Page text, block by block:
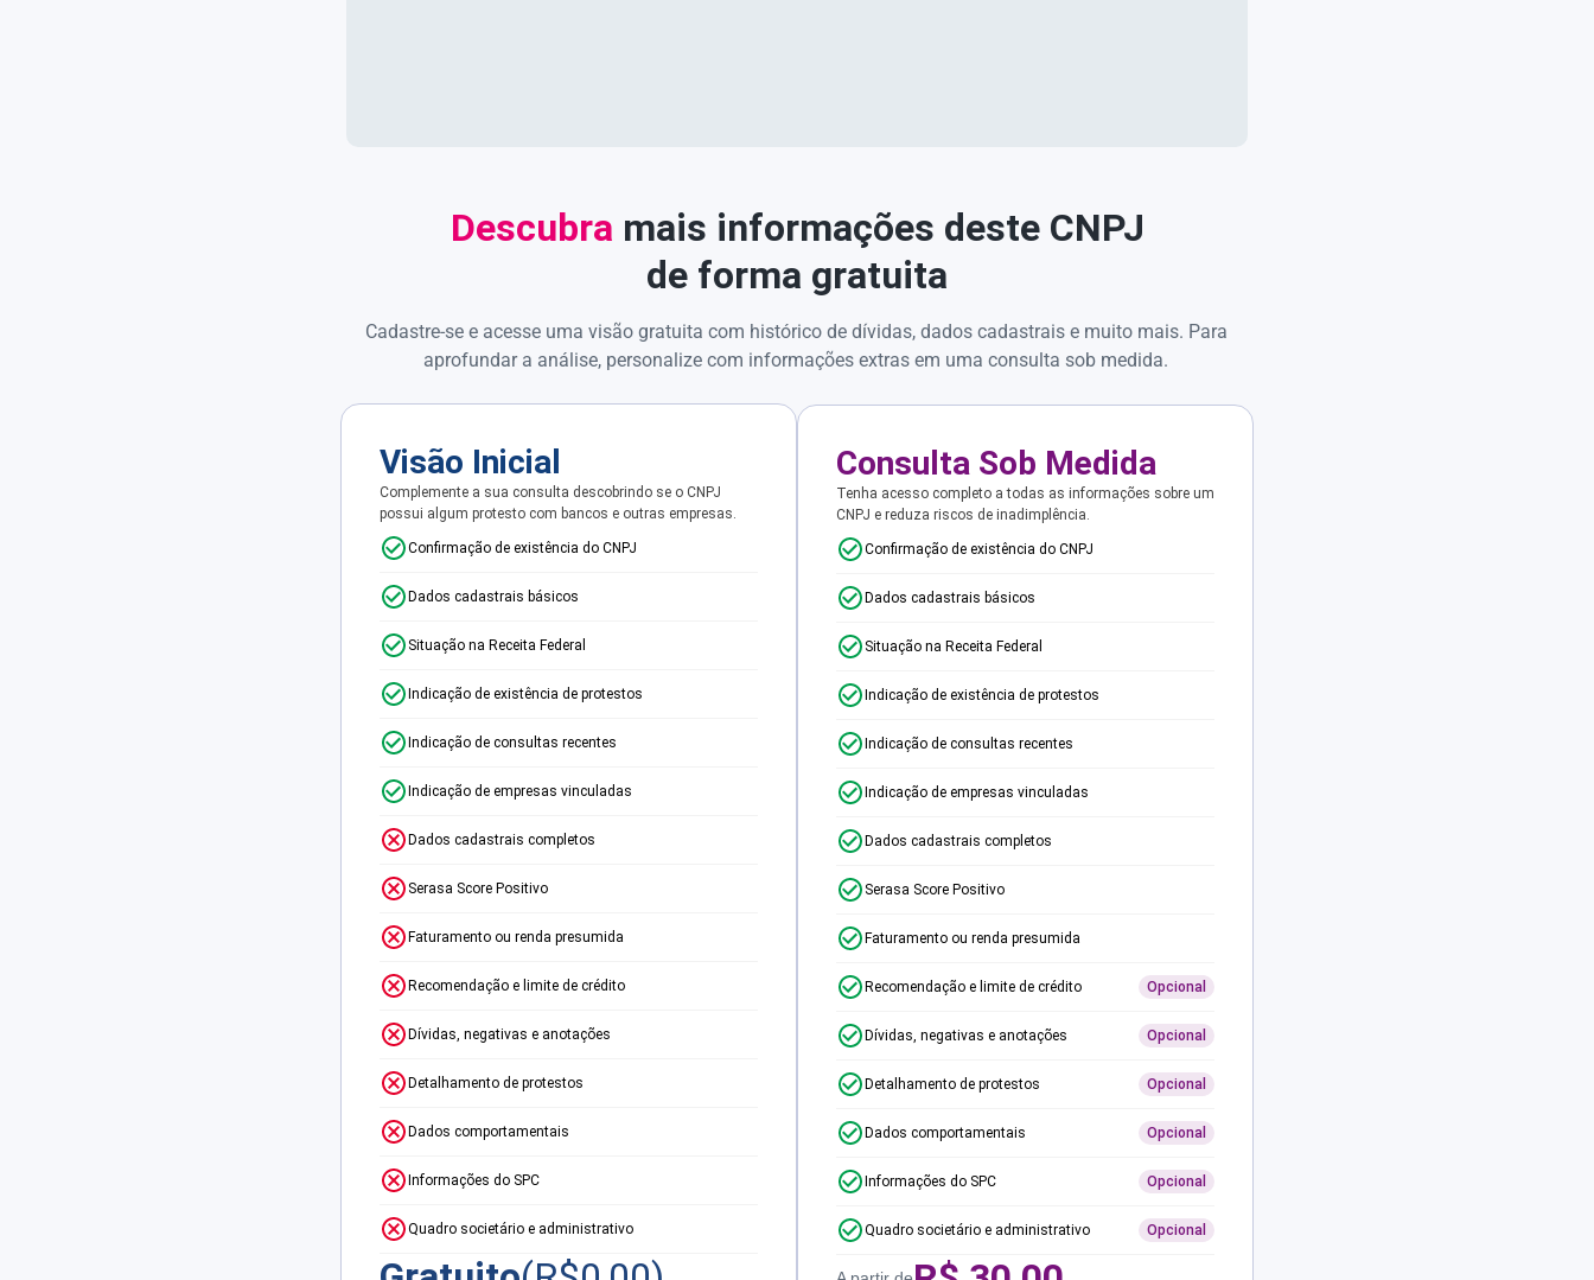
Descubra mais informações deste CNPJ
de forma gratuita
Cadastre-se e acesse uma visão gratuita com histórico de dívidas, dados cadastrais e muito mais. Para
aprofundar a análise, personalize com informações extras em uma consulta sob medida.
Visão Inicial
Complemente a sua consulta descobrindo se o CNPJ
possui algum protesto com bancos e outras empresas.
Confirmação de existência do CNPJ
Dados cadastrais básicos
Situação na Receita Federal
Indicação de existência de protestos
Indicação de consultas recentes
Indicação de empresas vinculadas
Dados cadastrais completos
Serasa Score Positivo
Faturamento ou renda presumida
Recomendação e limite de crédito
Dívidas, negativas e anotações
Detalhamento de protestos
Dados comportamentais
Informações do SPC
Quadro societário e administrativo
Consulta Sob Medida
Tenha acesso completo a todas as informações sobre um
CNPJ e reduza riscos de inadimplência.
Confirmação de existência do CNPJ
Dados cadastrais básicos
Situação na Receita Federal
Indicação de existência de protestos
Indicação de consultas recentes
Indicação de empresas vinculadas
Dados cadastrais completos
Serasa Score Positivo
Faturamento ou renda presumida
Recomendação e limite de crédito Opcional
Dívidas, negativas e anotações Opcional
Detalhamento de protestos Opcional
Dados comportamentais Opcional
Informações do SPC Opcional
Quadro societário e administrativo Opcional